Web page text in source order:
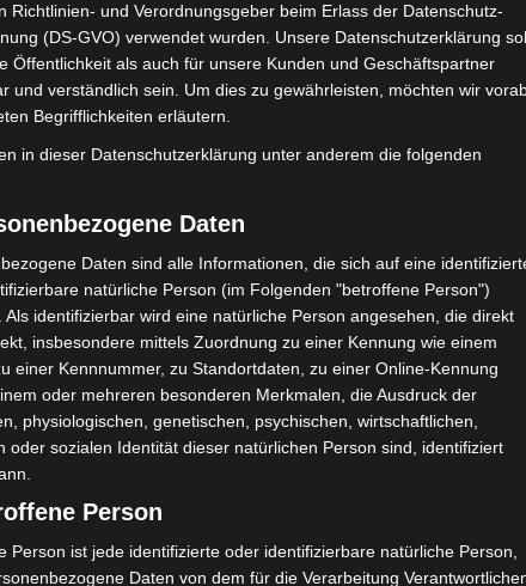
Versammlungen im Stadtgebiet statt.
sowie am Rudolf-von-Bennigsen-Ufer
für im Straßenverkehr ums Leben
Goseriedeplatz über die Kurt-Schumacher-
kann ebenfalls zu temporären
Verkehrsmittel
insbesondere in den Nachmittagsstunden
und stattdessen den öffentlichen
sollten zudem mehr Zeit einplanen und
Mai
April
Richtlinien- und Verordnungsgeber beim Erlass der Datenschutz-
(DS-GVO) verwendet wurden. Unsere Datenschutzerklärung
Öffentlichkeit als auch für unsere Kunden und Geschäftspartner
und verständlich sein. Um dies zu gewährleisten, möchten wir
Begrifflichkeiten erläutern.
in dieser Datenschutzerklärung unter anderem die folgenden
Daten
Daten sind alle Informationen, die sich auf eine
natürliche Person (im Folgenden "betroffene Person")
Als identifizierbar wird eine natürliche Person angesehen, die direkt
insbesondere mittels Zuordnung zu einer Kennung wie einem
einer Kennnummer, zu Standortdaten, zu einer Online-Kennung
oder mehreren besonderen Merkmalen, die Ausdruck der
physiologischen, genetischen, psychischen, wirtschaftlichen,
oder sozialen Identität dieser natürlichen Person sind, identifiziert
Person
Person ist jede identifizierte oder identifizierbare natürliche Person,
Daten von dem für die Verarbeitung